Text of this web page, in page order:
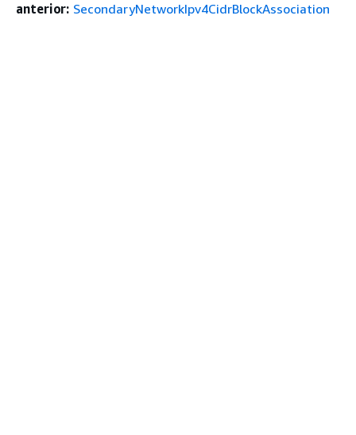
anterior: SecondaryNetworkIpv4CidrBlockAssociation